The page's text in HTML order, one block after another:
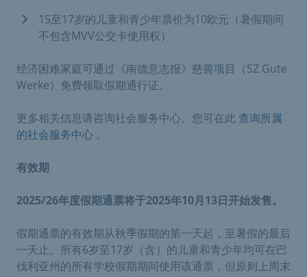
15至17岁的儿童和青少年票价为10欧元（暑假期间
不包含MVV公交卡使用权）
经济困难家庭可通过《南德意志报》慈善项目（SZ Gute
Werke）免费领取假期通行证。
更多相关信息请咨询社会服务中心。您可在此 查询所属
的社会服务中心 。
有效期
2025/26年度假期通票将于2025年10月13日开始发售。
假期通票的有效期从秋季假期的第一天起，至暑假的最后
一天止。所有6岁至17岁（含）的儿童和青少年均可在巴
伐利亚州的所有学校假期期间使用该通票，但原则上周末